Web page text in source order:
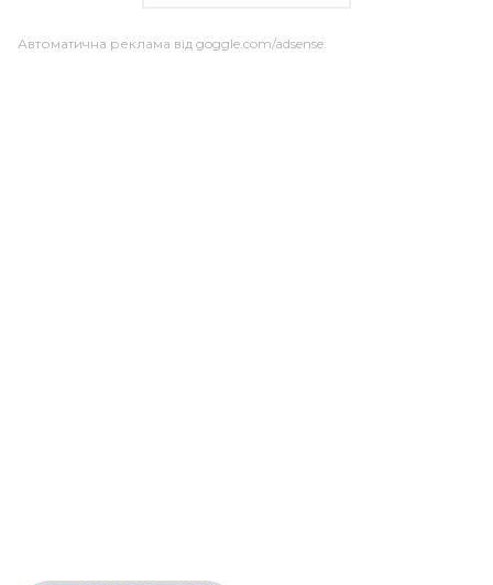
Автоматична реклама від goggle.com/adsense: